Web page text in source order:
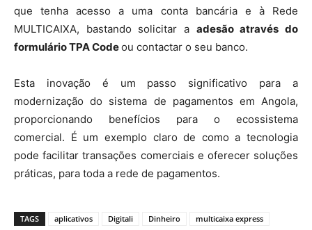
que tenha acesso a uma conta bancária e à Rede
MULTICAIXA, bastando solicitar a adesão através do
formulário TPA Codeou contactar o seu banco.
Esta inovação é um passo significativo para a
modernização do sistema de pagamentos em Angola,
proporcionando benefícios para o ecossistema
comercial. É um exemplo claro de como a tecnologia
pode facilitar transações comerciais e oferecer soluções
práticas, para toda a rede de pagamentos.
TAGS aplicativos Digitali Dinheiro multicaixa express